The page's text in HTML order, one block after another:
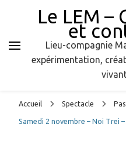
Le LEM –
et
Lieu-compagnie
expérimentation,
Accueil Spectacle
Samedi 2 novembre – Noi Trei